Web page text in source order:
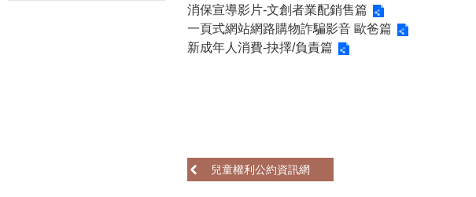
消保宣導影片-文創者業配銷售篇
一頁式網站網路購物詐騙影音 歐爸篇
新成年人消費-抉擇/負責篇
兒童權利公約資訊網